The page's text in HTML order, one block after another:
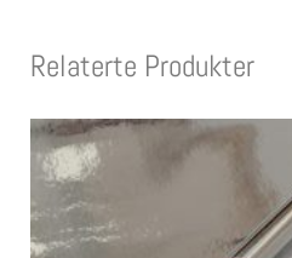
Relaterte Produkter